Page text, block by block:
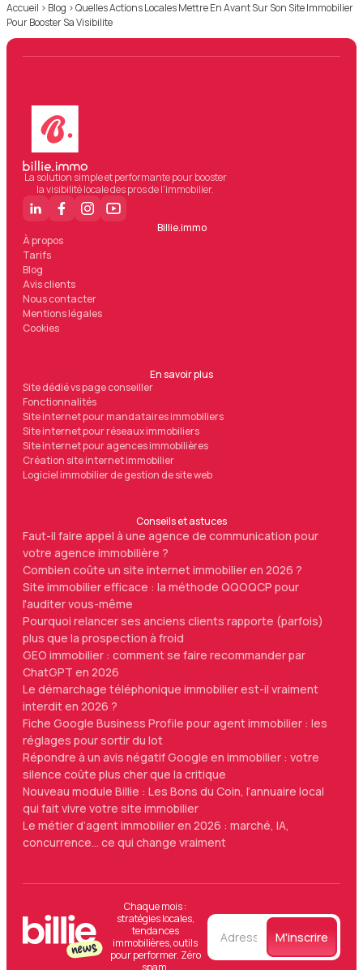
Accueil › Blog ›Quelles Actions Locales Mettre En Avant Sur Son Site Immobilier
Pour Booster Sa Visibilite
La solution simple et performante pour booster
la visibilité locale des pros de l'immobilier.
Billie.immo
À propos
Tarifs
Blog
Avis clients
Nous contacter
Mentions légales
Cookies
En savoir plus
Site dédié vs page conseiller
Fonctionnalités
Site internet pour mandataires immobiliers
Site internet pour réseaux immobiliers
Site internet pour agences immobilières
Création site internet immobilier
Logiciel immobilier de gestion de site web
Conseils et astuces
Faut-il faire appel à une agence de communication pour
votre agence immobilière ?
Combien coûte un site internet immobilier en 2026 ?
Site immobilier efficace : la méthode QQOQCP pour
l'auditer vous-même
Pourquoi relancer ses anciens clients rapporte (parfois)
plus que la prospection à froid
GEO immobilier : comment se faire recommander par
ChatGPT en 2026
Le démarchage téléphonique immobilier est-il vraiment
interdit en 2026 ?
Fiche Google Business Profile pour agent immobilier : les
réglages pour sortir du lot
Répondre à un avis négatif Google en immobilier : votre
silence coûte plus cher que la critique
Nouveau module Billie : Les Bons du Coin, l’annuaire local
qui fait vivre votre site immobilier
Le métier d’agent immobilier en 2026 : marché, IA,
concurrence… ce qui change vraiment
Chaque mois :
stratégies locales,
tendances
immobilières, outils
pour performer. Zéro
spam.